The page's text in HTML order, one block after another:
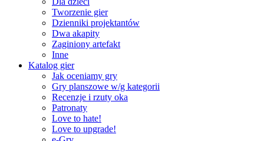
Tworzenie gier
Dzienniki projektantów
Dwa akapity
Zaginiony artefakt
Inne
Katalog gier
Jak oceniamy gry
Gry planszowe w/g kategorii
Recenzje i rzuty oka
Patronaty
Love to hate!
Love to upgrade!